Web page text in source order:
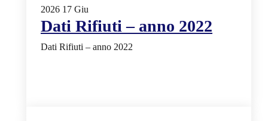
2026 17 Giu
Dati Rifiuti – anno 2022
Dati Rifiuti – anno 2022